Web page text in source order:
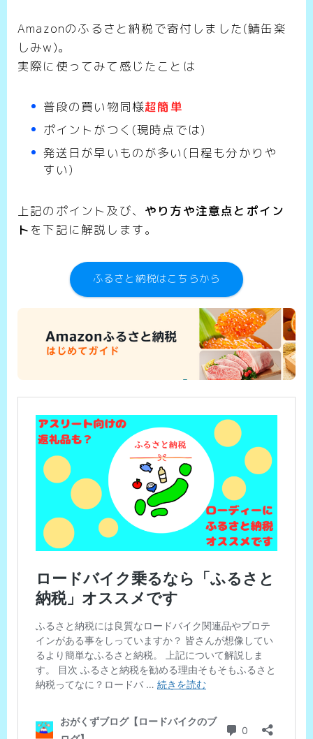
Amazonのふるさと納税で寄付しました(鯖缶楽
しみw)。
実際に使ってみて感じたことは
普段の買い物同様超簡単
ポイントがつく(現時点では)
発送日が早いものが多い(日程も分かりや
すい)
上記のポイント及び、 やり方や注意点とポイン
ト を下記に解説します。
ふるさと納税はこちらから